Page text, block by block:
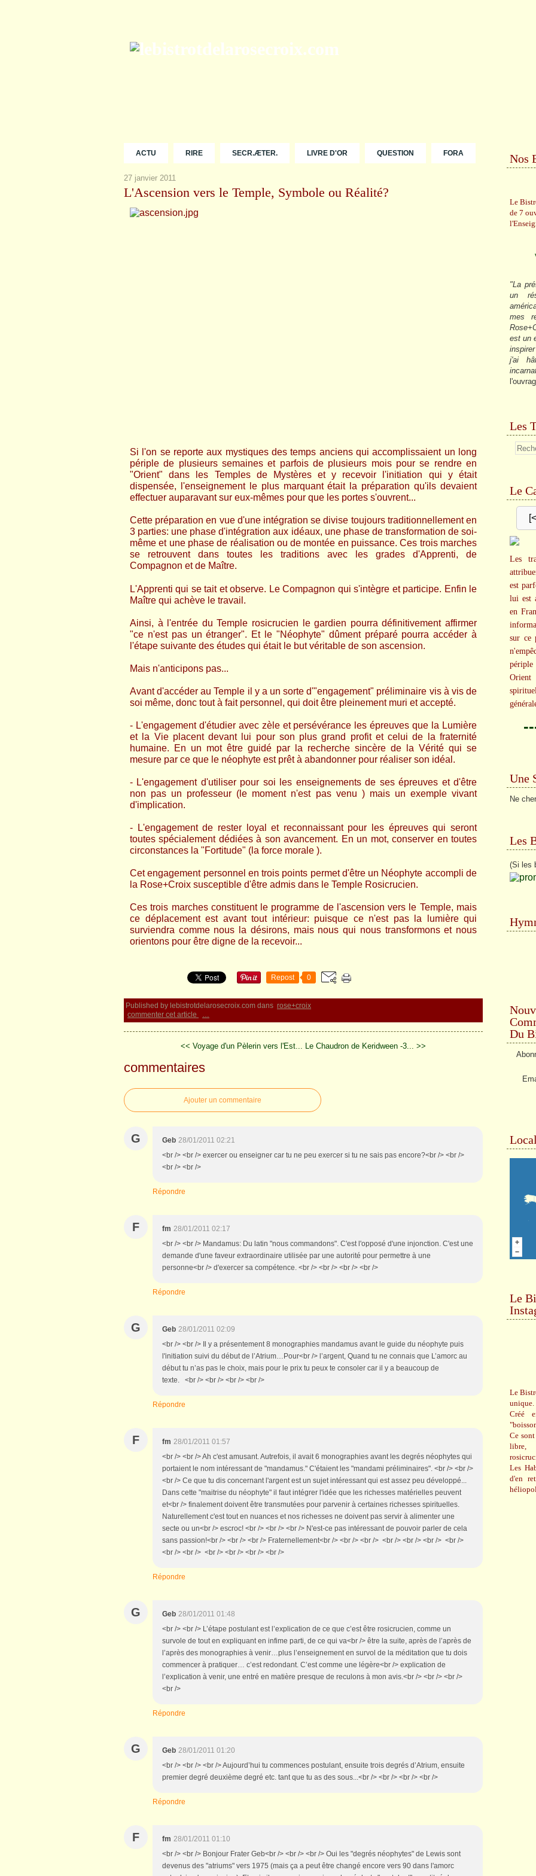
ACTU RIRE SECR.ÆTER. LIVRE D'OR QUESTION FORA
27 janvier 2011
L'Ascension vers le Temple, Symbole ou Réalité?
Si l'on se reporte aux mystiques des temps anciens qui accomplissaient un long
périple de plusieurs semaines et parfois de plusieurs mois pour se rendre en
"Orient" dans les Temples de Mystères et y recevoir l'initiation qui y était
dispensée, l'enseignement le plus marquant était la préparation qu'ils devaient
effectuer auparavant sur eux-mêmes pour que les portes s'ouvrent...
Cette préparation en vue d'une intégration se divise toujours traditionnellement en
3 parties: une phase d'intégration aux idéaux, une phase de transformation de soi-
même et une phase de réalisation ou de montée en puissance. Ces trois marches
se retrouvent dans toutes les traditions avec les grades d'Apprenti, de
Compagnon et de Maître.
L'Apprenti qui se tait et observe. Le Compagnon qui s'intègre et participe. Enfin le
Maître qui achève le travail.
Ainsi, à l'entrée du Temple rosicrucien le gardien pourra définitivement affirmer
"ce n'est pas un étranger". Et le "Néophyte" dûment préparé pourra accéder à
l'étape suivante des études qui était le but véritable de son ascension.
Mais n'anticipons pas...
Avant d'accéder au Temple il y a un sorte d'"engagement" préliminaire vis à vis de
soi même, donc tout à fait personnel, qui doit être pleinement muri et accepté.
- L'engagement d'étudier avec zèle et persévérance les épreuves que la Lumière
et la Vie placent devant lui pour son plus grand profit et celui de la fraternité
humaine. En un mot être guidé par la recherche sincère de la Vérité qui se
mesure par ce que le néophyte est prêt à abandonner pour réaliser son idéal.
- L'engagement d'utiliser pour soi les enseignements de ses épreuves et d'être
non pas un professeur (le moment n'est pas venu ) mais un exemple vivant
d'implication.
- L'engagement de rester loyal et reconnaissant pour les épreuves qui seront
toutes spécialement dédiées à son avancement. En un mot, conserver en toutes
circonstances la "Fortitude" (la force morale ).
Cet engagement personnel en trois points permet d'être un Néophyte accompli de
la Rose+Croix susceptible d'être admis dans le Temple Rosicrucien.
Ces trois marches constituent le programme de l'ascension vers le Temple, mais
ce déplacement est avant tout intérieur: puisque ce n'est pas la lumière qui
surviendra comme nous la désirons, mais nous qui nous transformons et nous
orientons pour être digne de la recevoir...
Repost 0
Published by lebistrotdelarosecroix.com dans rose+croix
commenter cet article
…
<< Voyage d'un Pèlerin vers l'Est... Le Chaudron de Keridween -3... >>
commentaires
Ajouter un commentaire
G Geb 28/01/2011 02:21
<br /> <br /> exercer ou enseigner car tu ne peu exercer si tu ne sais pas encore?<br /> <br />
<br /> <br />
Répondre
F fm 28/01/2011 02:17
<br /> <br /> Mandamus: Du latin "nous commandons". C'est l'opposé d'une injonction. C'est une
demande d'une faveur extraordinaire utilisée par une autorité pour permettre à une
personne<br /> d'exercer sa compétence. <br /> <br /> <br /> <br />
Répondre
G Geb 28/01/2011 02:09
<br /> <br /> Il y a présentement 8 monographies mandamus avant le guide du néophyte puis
l'initiation suivi du début de l’Atrium…Pour<br /> l’argent, Quand tu ne connais que L’amorc au
début tu n’as pas le choix, mais pour le prix tu peux te consoler car il y a beaucoup de
texte. <br /> <br /> <br /> <br />
Répondre
F fm 28/01/2011 01:57
<br /> <br /> Ah c'est amusant. Autrefois, il avait 6 monographies avant les degrés néophytes qui
portaient le nom intéressant de "mandamus." C'étaient les "mandami préliminaires". <br /> <br />
<br /> Ce que tu dis concernant l'argent est un sujet intéressant qui est assez peu développé...
Dans cette "maitrise du néophyte" il faut intégrer l'idée que les richesses matérielles peuvent
et<br /> finalement doivent être transmutées pour parvenir à certaines richesses spirituelles.
Naturellement c'est tout en nuances et nos richesses ne doivent pas servir à alimenter une
secte ou un<br /> escroc! <br /> <br /> <br /> N'est-ce pas intéressant de pouvoir parler de cela
sans passion!<br /> <br /> <br /> Fraternellement<br /> <br /> <br /> <br /> <br /> <br /> <br />
<br /> <br /> <br /> <br /> <br /> <br />
Répondre
G Geb 28/01/2011 01:48
<br /> <br /> L’étape postulant est l’explication de ce que c’est être rosicrucien, comme un
survole de tout en expliquant en infime parti, de ce qui va<br /> être la suite, après de l’après de
l’après des monographies à venir…plus l’enseignement en survol de la méditation que tu dois
commencer à pratiquer… c’est redondant. C’est comme une légère<br /> explication de
l’explication à venir, une entré en matière presque de reculons à mon avis.<br /> <br /> <br />
<br />
Répondre
G Geb 28/01/2011 01:20
<br /> <br /> <br /> Aujourd’hui tu commences postulant, ensuite trois degrés d’Atrium, ensuite
premier degré deuxième degré etc. tant que tu as des sous...<br /> <br /> <br /> <br />
Répondre
F fm 28/01/2011 01:10
<br /> <br /> Bonjour Frater Geb<br /> <br /> <br /> Oui les "degrés néophytes" de Lewis sont
devenus des "atriums" vers 1975 (mais ça a peut être changé encore vers 90 dans l'amorc
Nos
Le
de 7
"La
un
mes
est un
j'ai
Les
Le
Les
est
lui est
en
sur ce
Orient
Une
Ne
Les
(Si les
Du
Le
Le
unique.
Créé
Ce
libre,
Les
d'en